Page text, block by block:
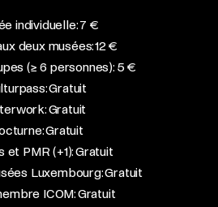
individuelle: 7 €
deux musées: 12 €
(≥ 6 personnes): 5 €
Gratuit
Gratuit
Gratuit
et PMR (+1): Gratuit
Luxembourg: Gratuit
ICOM: Gratuit